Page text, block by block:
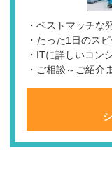
・ベストマッチな
・たった1日のス
・ITに詳しいコン
・ご相談～ご紹介